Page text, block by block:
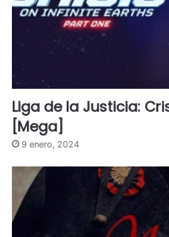
Liga de la Justicia:
[Mega]
9 enero, 2024